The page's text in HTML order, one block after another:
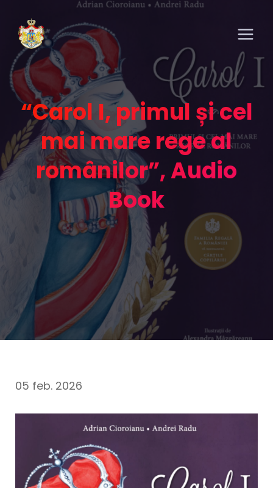
“Carol I, primul și cel
mai mare rege al
românilor”, Audio
Book
05 feb. 2026